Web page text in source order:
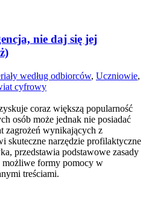
nie daj się jej
według odbiorców, Uczniowie,
cyfrowy
coraz większą popularność
osób może jednak nie posiadać
zagrożeń wynikających z
skuteczne narzędzie profilaktyczne
przedstawia podstawowe zasady
możliwe formy pomocy w
treściami.